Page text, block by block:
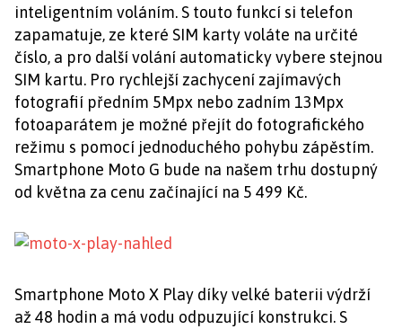
inteligentním voláním. S touto funkcí si telefon
zapamatuje, ze které SIM karty voláte na určité
číslo, a pro další volání automaticky vybere stejnou
SIM kartu. Pro rychlejší zachycení zajímavých
fotografií předním 5Mpx nebo zadním 13Mpx
fotoaparátem je možné přejít do fotografického
režimu s pomocí jednoduchého pohybu zápěstím.
Smartphone Moto G bude na našem trhu dostupný
od května za cenu začínající na 5 499 Kč.
Smartphone Moto X Play díky velké baterii výdrží
až 48 hodin a má vodu odpuzující konstrukci. S